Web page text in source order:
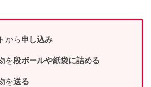
から申し込み
を段ボールや紙袋に詰める
を送る